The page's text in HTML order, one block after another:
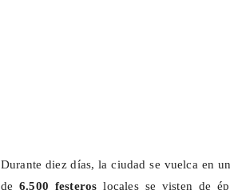
Durante diez días, la ciudad se vuelca en
de6.500 festeros locales se visten de